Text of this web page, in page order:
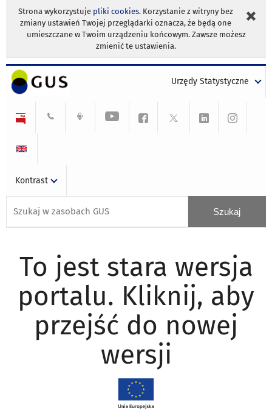
Strona wykorzystuje pliki cookies. Korzystanie z witryny bez
zmiany ustawień Twojej przeglądarki oznacza, że będą one
umieszczane w Twoim urządzeniu końcowym. Zawsze możesz
zmienić te ustawienia.
Urzędy Statystyczne
Kontrast
To jest stara wersja
portalu. Kliknij, aby
przejść do nowej
wersji